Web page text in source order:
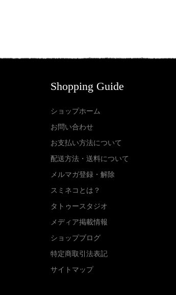
Shopping Guide
ショップホーム
お問い合わせ
お支払い方法について
配送方法・送料について
メルマガ登録・解除
スミネコとは？
タトゥースタジオ
メディア掲載情報
ショップブログ
特定商取引法表記
サイトマップ